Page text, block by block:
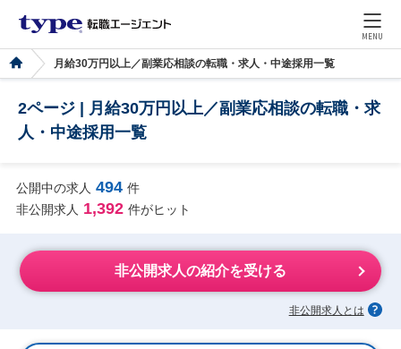
MENU
月給30万円以上／副業応相談の転職・求人・中途採用一覧
2ページ | 月給30万円以上／副業応相談の転職・求
人・中途採用一覧
公開中の求人 494 件
非公開求人 1,392 件がヒット
非公開求人の紹介を受ける
非公開求人とは